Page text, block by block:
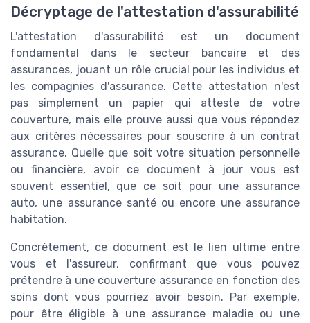
Décryptage de l'attestation d'assurabilité
L'attestation d'assurabilité est un document
fondamental dans le secteur bancaire et des
assurances, jouant un rôle crucial pour les individus et
les compagnies d'assurance. Cette attestation n'est
pas simplement un papier qui atteste de votre
couverture, mais elle prouve aussi que vous répondez
aux critères nécessaires pour souscrire à un contrat
assurance. Quelle que soit votre situation personnelle
ou financière, avoir ce document à jour vous est
souvent essentiel, que ce soit pour une assurance
auto, une assurance santé ou encore une assurance
habitation.
Concrètement, ce document est le lien ultime entre
vous et l'assureur, confirmant que vous pouvez
prétendre à une couverture assurance en fonction des
soins dont vous pourriez avoir besoin. Par exemple,
pour être éligible à une assurance maladie ou une